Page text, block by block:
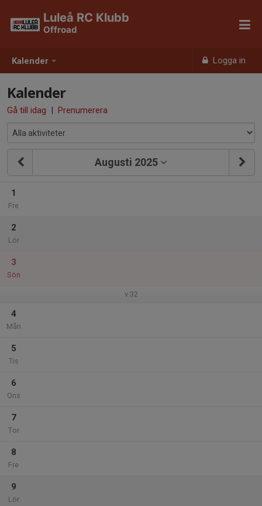
Kalender Logga in
Luleå RC Klubb
Offroad
Kalender
Gå till idag | Prenumerera
Augusti 2025
1
Fre
2
Lör
3
Sön
v.32
4
Mån
5
Tis
6
Ons
7
Tor
8
Fre
9
Lör